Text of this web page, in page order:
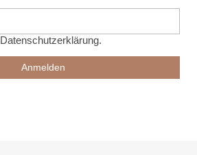
Datenschutzerklärung.